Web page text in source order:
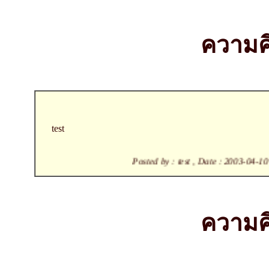
ความ
test
Posted by : test , Date : 2003-04-10 , Time :
ความ